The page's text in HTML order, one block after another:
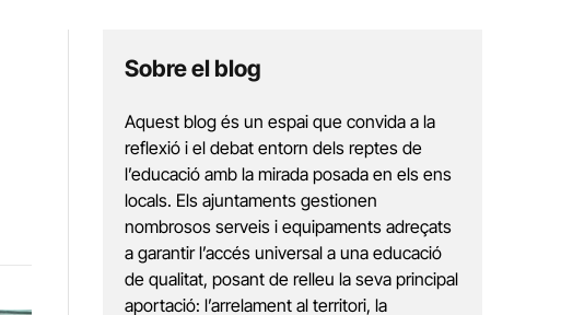
Sobre el blog
Aquest blog és un espai que convida a la
reflexió i el debat entorn dels reptes de
l’educació amb la mirada posada en els ens
locals. Els ajuntaments gestionen
nombrosos serveis i equipaments adreçats
a garantir l’accés universal a una educació
de qualitat, posant de relleu la seva principal
aportació: l’arrelament al territori, la